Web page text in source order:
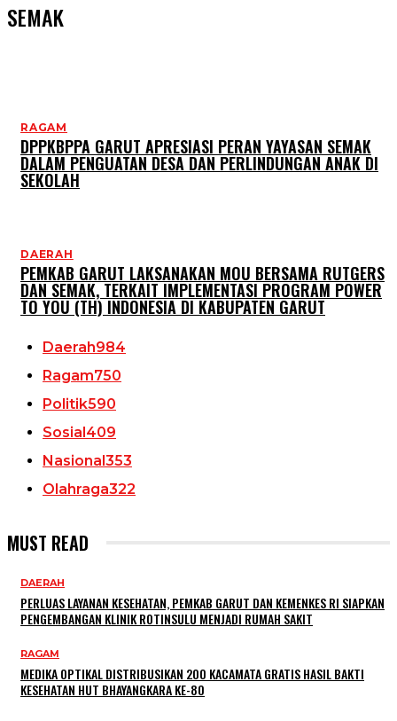
SEMAK
RAGAM
DPPKBPPA GARUT APRESIASI PERAN YAYASAN SEMAK
DALAM PENGUATAN DESA DAN PERLINDUNGAN ANAK DI
SEKOLAH
DAERAH
PEMKAB GARUT LAKSANAKAN MOU BERSAMA RUTGERS
DAN SEMAK, TERKAIT IMPLEMENTASI PROGRAM POWER
TO YOU (TH) INDONESIA DI KABUPATEN GARUT
Daerah984
Ragam750
Politik590
Sosial 409
Nasional 353
Olahraga322
MUST READ
DAERAH
PERLUAS LAYANAN KESEHATAN, PEMKAB GARUT DAN KEMENKES RI SIAPKAN
PENGEMBANGAN KLINIK ROTINSULU MENJADI RUMAH SAKIT
RAGAM
MEDIKA OPTIKAL DISTRIBUSIKAN 200 KACAMATA GRATIS HASIL BAKTI
KESEHATAN HUT BHAYANGKARA KE-80